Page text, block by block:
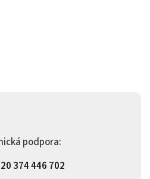
podpora:
374 446 702